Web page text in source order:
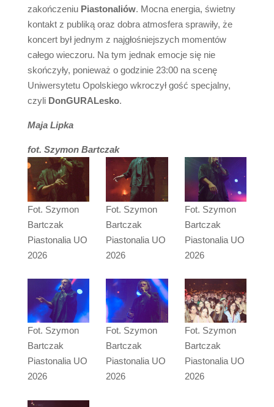
zakończeniu Piastonaliów. Mocna energia, świetny
kontakt z publiką oraz dobra atmosfera sprawiły, że
koncert był jednym z najgłośniejszych momentów
całego wieczoru. Na tym jednak emocje się nie
skończyły, ponieważ o godzinie 23:00 na scenę
Uniwersytetu Opolskiego wkroczył gość specjalny,
czyli DonGURALesko.
Maja Lipka
fot. Szymon Bartczak
Fot. Szymon
Bartczak
Piastonalia UO
2026
Fot. Szymon
Bartczak
Piastonalia UO
2026
Fot. Szymon
Bartczak
Piastonalia UO
2026
Fot. Szymon
Bartczak
Piastonalia UO
2026
Fot. Szymon
Bartczak
Piastonalia UO
2026
Fot. Szymon
Bartczak
Piastonalia UO
2026